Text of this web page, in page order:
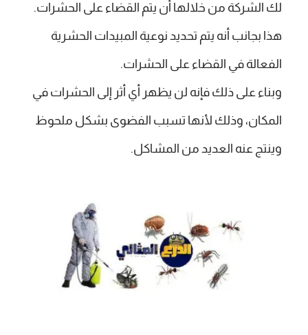
لك الشركة من خلالها أن يتم القضاء على الحشرات.
هذا بجانب أنه يتم تحديد نوعية المبيدات الحشرية
الفعالة في القضاء على الحشرات.
وبناء على ذلك فإنه لن يظهر أي أثر إلى الحشرات في
المكان، وذلك لأنها تسبب الفضوى بشكل ملحوظ
وينتج عنه العديد من المشاكل.